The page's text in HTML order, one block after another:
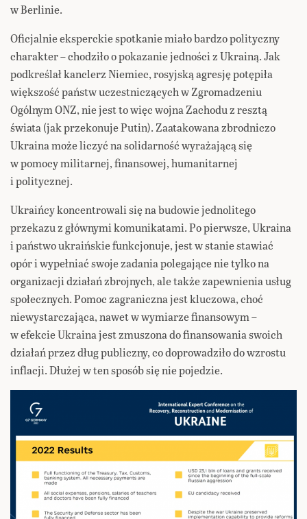
w Berlinie.
Oficjalnie eksperckie spotkanie miało bardzo polityczny
charakter – chodziło o pokazanie jedności z Ukrainą. Jak
podkreślał kanclerz Niemiec, rosyjską agresję potępiła
większość państw uczestniczących w Zgromadzeniu
Ogólnym ONZ, nie jest to więc wojna Zachodu z resztą
świata (jak przekonuje Putin). Zaatakowana zbrodniczo
Ukraina może liczyć na solidarność wyrażającą się
w pomocy militarnej, finansowej, humanitarnej
i politycznej.
Ukraińcy koncentrowali się na budowie jednolitego
przekazu z głównymi komunikatami. Po pierwsze, Ukraina
i państwo ukraińskie funkcjonuje, jest w stanie stawiać
opór i wypełniać swoje zadania polegające nie tylko na
organizacji działań zbrojnych, ale także zapewnienia usług
społecznych. Pomoc zagraniczna jest kluczowa, choć
niewystarczająca, nawet w wymiarze finansowym –
w efekcie Ukraina jest zmuszona do finansowania swoich
działań przez dług publiczny, co doprowadziło do wzrostu
inflacji. Dłużej w ten sposób się nie pojedzie.